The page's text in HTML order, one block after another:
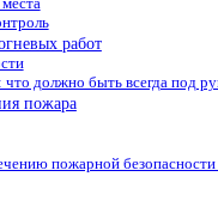
работ
должно быть всегда под
пожара
пожарной